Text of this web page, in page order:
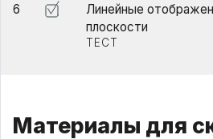
6
Линейные
плоскости
ТЕСТ
Материалы для